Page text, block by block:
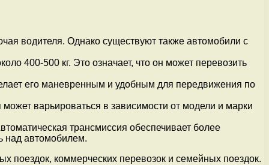
водителя. Однако существуют также автомобили с
400-500 кг. Это означает, что он может перевозить
его маневренным и удобным для передвижения по
варьироваться в зависимости от модели и марки
трансмиссия обеспечивает более
над автомобилем.
поездок, коммерческих перевозок и семейных поездок.